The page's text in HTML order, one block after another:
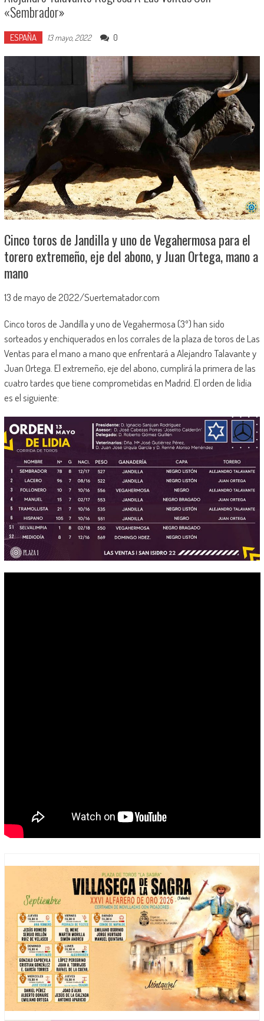
«Sembrador»
ESPAÑA 13 mayo, 2022 0
Cinco toros de Jandilla y uno de Vegahermosa para el
torero extremeño, eje del abono, y Juan Ortega, mano a
mano
13 de mayo de 2022/Suertematador.com
Cinco toros de Jandilla y uno de Vegahermosa (3º) han sido
sorteados y enchiquerados en los corrales de la plaza de toros de Las
Ventas para el mano a mano que enfrentará a Alejandro Talavante y
Juan Ortega. El extremeño, eje del abono, cumplirá la primera de las
cuatro tardes que tiene comprometidas en Madrid. El orden de lidia
es el siguiente: